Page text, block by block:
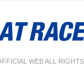
WEB ALL RIGHTS